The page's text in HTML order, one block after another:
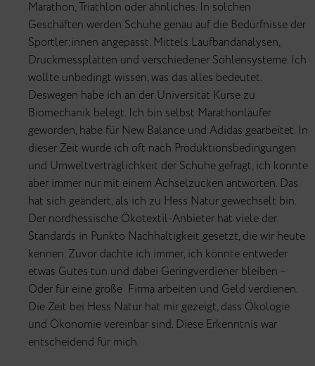
Marathon, Triathlon oder ähnliches. In solchen
Geschäften werden Schuhe genau auf die Bedürfnisse der
Sportler:innen angepasst. Mittels Laufbandanalysen,
Druckmessplatten und verschiedener Sohlensysteme. Ich
wollte unbedingt wissen, was das alles bedeutet.
Deswegen habe ich an der Universität Kurse zu
Biomechanik belegt. Ich bin selbst Marathonläufer
geworden, habe für New Balance und Adidas gearbeitet. In
dieser Zeit wurde ich oft nach Produktionsbedingungen
und Umweltverträglichkeit der Schuhe gefragt, ich konnte
aber immer nur mit einem Achselzucken antworten. Das
hat sich geändert, als ich zu Hess Natur gewechselt bin.
Der nordhessische Ökotextil-Anbieter hat viele der
Standards in Punkto Nachhaltigkeit gesetzt, die wir heute
kennen. Zuvor dachte ich immer, ich könnte entweder
etwas Gutes tun und dabei Geringverdiener bleiben –
Oder für eine große Firma arbeiten und Geld verdienen.
Die Zeit bei Hess Natur hat mir gezeigt, dass Ökologie
und Ökonomie vereinbar sind. Diese Erkenntnis war
entscheidend für mich.